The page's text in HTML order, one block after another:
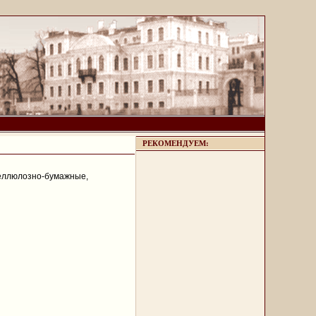
бумажные,
РЕКОМЕНДУЕМ: